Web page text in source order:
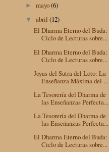
►mayo(6)
▼abril(12)
El Dharma Eterno del Buda:
Ciclo de Lecturas sobre...
El Dharma Eterno del Buda:
Ciclo de Lecturas sobre...
Joyas del Sutra del Loto: La
Enseñanza Máxima del ...
La Tesorería del Dharma de
las Enseñanzas Perfecta...
La Tesorería del Dharma de
las Enseñanzas Perfecta...
El Dharma Eterno del Buda:
Ciclo de Lecturas sobre...